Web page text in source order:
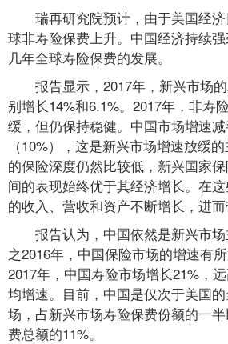
瑞再研究院预计，由于美国经
球非寿险保费上升。中国经济持续
几年全球寿险保费的发展。
报告显示，2017年，新兴市场
别增长14%和6.1%。2017年，非寿
缓，但仍保持稳健。中国市场增速
（10%），这是新兴市场增速放缓
的保险深度仍然比较低，新兴国家
间的表现始终优于其经济增长。在
的收入、营收和资产不断增长，进而
报告认为，中国依然是新兴市
之2016年，中国保险市场的增速有
2017年，中国寿险市场增长21%，
均增速。目前，中国是仅次于美国
场，占新兴市场寿险保费份额的一
费总额的11%。